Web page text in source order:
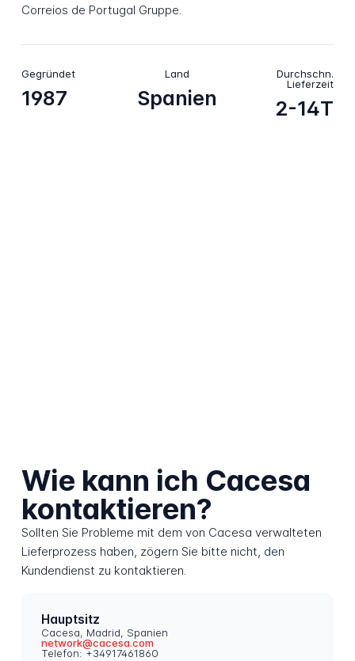
Correios de Portugal Gruppe.
Gegründet
1987
Land
Spanien
Durchschn.
Lieferzeit
2-14T
Wie kann ich Cacesa
kontaktieren?
Sollten Sie Probleme mit dem von Cacesa verwalteten
Lieferprozess haben, zögern Sie bitte nicht, den
Kundendienst zu kontaktieren.
Hauptsitz
Cacesa, Madrid, Spanien
network@cacesa.com
Telefon: +34917461860